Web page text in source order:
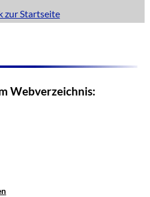
zur Startseite
Webverzeichnis: